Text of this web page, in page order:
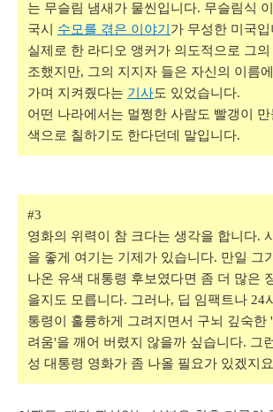
는 무슬림 냄새가 물씬입니다. 무슬림식
국시 수모를 겪은 이야기 가 무성한 미국입
실제로 한 라디오 앵커가 의도적으로 그
조했지만, 그의 지지자 들은 자신의 이름
가며 지켜줬다는 기사도 있었습니다.
어떤 나라에서는 멀쩡한 사람도 빨갱이
색으로 칠하기도 한다던데 말입니다.
#3
영화의 위력이 참 크다는 생각을 합니다.
을 좋게 여기는 기제가 있습니다. 만일 그
나온 유색 대통령 후보였다면 좀 더 많은
을지도 모릅니다. 그러나, 딥 임팩트나 24
통령이 훌륭하게 그려지면서 구뇌 깊숙한
려움'을 깨어 버렸지 않을까 싶습니다. 그
성 대통령 영화가 좀 나올 필요가 있겠지